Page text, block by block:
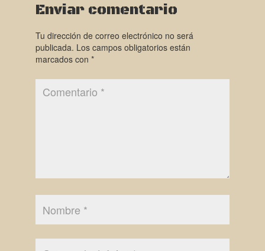
Enviar comentario
Tu dirección de correo electrónico no será
publicada. Los campos obligatorios están
marcados con *